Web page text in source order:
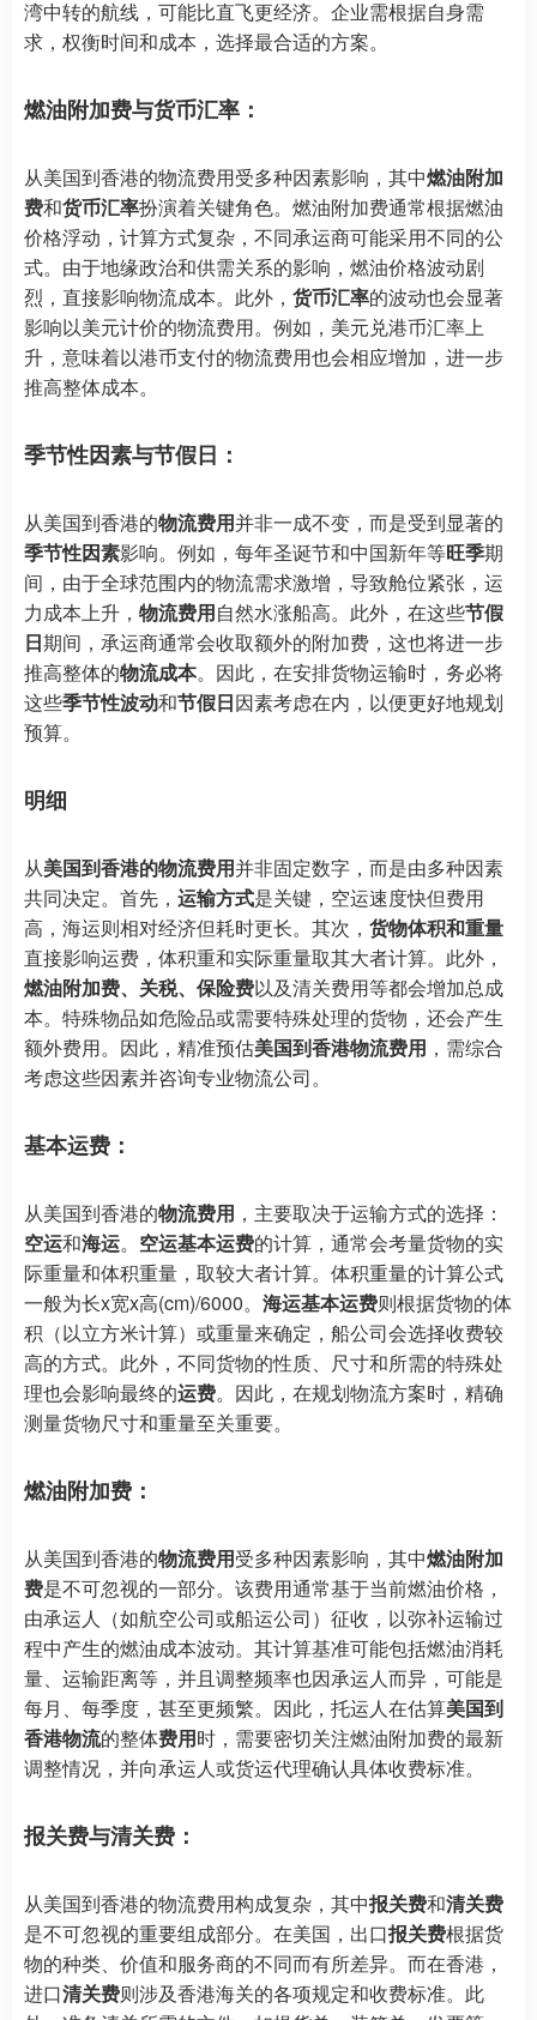
湾中转的航线，可能比直飞更经济。企业需根据自身需
求，权衡时间和成本，选择最合适的方案。
燃油附加费与货币汇率：
从美国到香港的物流费用受多种因素影响，其中燃油附加
费和货币汇率扮演着关键角色。燃油附加费通常根据燃油
价格浮动，计算方式复杂，不同承运商可能采用不同的公
式。由于地缘政治和供需关系的影响，燃油价格波动剧
烈，直接影响物流成本。此外， 货币汇率的波动也会显著
影响以美元计价的物流费用。例如，美元兑港币汇率上
升，意味着以港币支付的物流费用也会相应增加，进一步
推高整体成本。
季节性因素与节假日：
从美国到香港的物流费用并非一成不变，而是受到显著的
季节性因素影响。例如，每年圣诞节和中国新年等旺季期
间，由于全球范围内的物流需求激增，导致舱位紧张，运
力成本上升， 物流费用自然水涨船高。此外，在这些节假
日期间，承运商通常会收取额外的附加费，这也将进一步
推高整体的物流成本。因此，在安排货物运输时，务必将
这些季节性波动和节假日因素考虑在内，以便更好地规划
预算。
明细
从美国到香港的物流费用并非固定数字，而是由多种因素
共同决定。首先， 运输方式是关键，空运速度快但费用
高，海运则相对经济但耗时更长。其次， 货物体积和重量
直接影响运费，体积重和实际重量取其大者计算。此外，
燃油附加费、关税、保险费以及清关费用等都会增加总成
本。特殊物品如危险品或需要特殊处理的货物，还会产生
额外费用。因此，精准预估美国到香港物流费用 ，需综合
考虑这些因素并咨询专业物流公司。
基本运费：
从美国到香港的物流费用 ，主要取决于运输方式的选择：
空运和海运。 空运基本运费的计算，通常会考量货物的实
际重量和体积重量，取较大者计算。体积重量的计算公式
一般为长x宽x高(cm)/6000。 海运基本运费则根据货物的体
积（以立方米计算）或重量来确定，船公司会选择收费较
高的方式。此外，不同货物的性质、尺寸和所需的特殊处
理也会影响最终的运费。因此，在规划物流方案时，精确
测量货物尺寸和重量至关重要。
燃油附加费：
从美国到香港的物流费用受多种因素影响，其中燃油附加
费是不可忽视的一部分。该费用通常基于当前燃油价格，
由承运人（如航空公司或船运公司）征收，以弥补运输过
程中产生的燃油成本波动。其计算基准可能包括燃油消耗
量、运输距离等，并且调整频率也因承运人而异，可能是
每月、每季度，甚至更频繁。因此，托运人在估算美国到
香港物流的整体费用时，需要密切关注燃油附加费的最新
调整情况，并向承运人或货运代理确认具体收费标准。
报关费与清关费：
从美国到香港的物流费用构成复杂，其中报关费和清关费
是不可忽视的重要组成部分。在美国，出口报关费根据货
物的种类、价值和服务商的不同而有所差异。而在香港，
进口清关费则涉及香港海关的各项规定和收费标准。此